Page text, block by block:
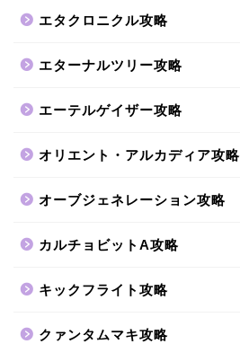
エタクロニクル攻略
エターナルツリー攻略
エーテルゲイザー攻略
オリエント・アルカディア攻略
オーブジェネレーション攻略
カルチョビットA攻略
キックフライト攻略
クァンタムマキ攻略